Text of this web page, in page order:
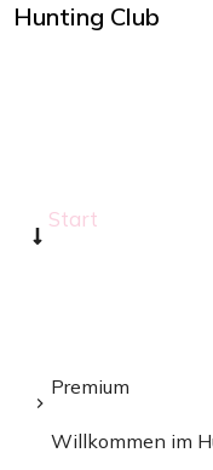
Hunting Club
Start
Premium
Willkommen im